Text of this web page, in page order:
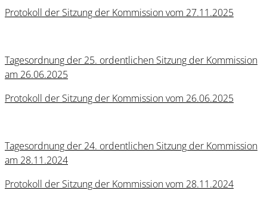
Protokoll der Sitzung der Kommission vom 27.11.2025
Tagesordnung der 25. ordentlichen Sitzung der Kommission
am 26.06.2025
Protokoll der Sitzung der Kommission vom 26.06.2025
Tagesordnung der 24. ordentlichen Sitzung der Kommission
am 28.11.2024
Protokoll der Sitzung der Kommission vom 28.11.2024